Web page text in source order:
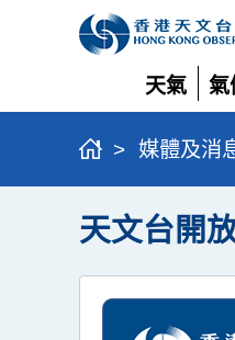
天氣
展
開
氣
展
開
> 媒體及消
天文台開